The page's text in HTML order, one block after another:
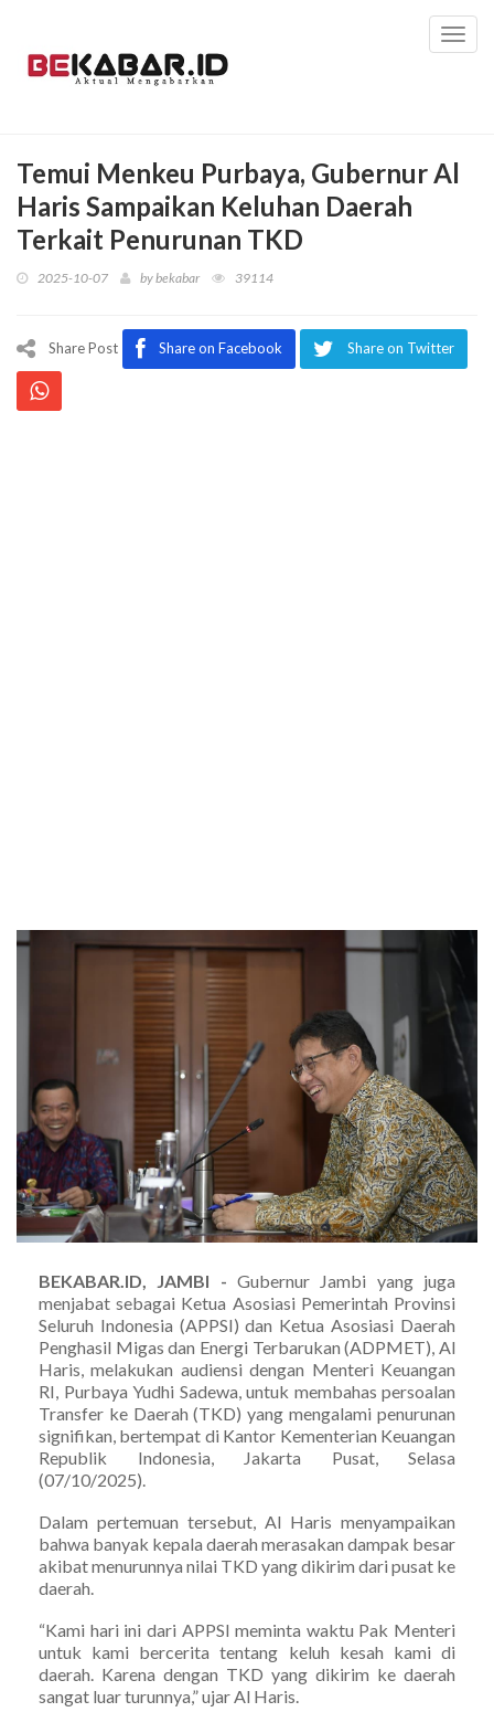
Temui Menkeu Purbaya, Gubernur Al
Haris Sampaikan Keluhan Daerah
Terkait Penurunan TKD
2025-10-07 bybekabar 39114
Share Post Share on Facebook Share on Twitter
BEKABAR.ID, JAMBI - Gubernur Jambi yang juga
menjabat sebagai Ketua Asosiasi Pemerintah Provinsi
Seluruh Indonesia (APPSI) dan Ketua Asosiasi Daerah
Penghasil Migas dan Energi Terbarukan (ADPMET), Al
Haris, melakukan audiensi dengan Menteri Keuangan
RI, Purbaya Yudhi Sadewa, untuk membahas persoalan
Transfer ke Daerah (TKD) yang mengalami penurunan
signifikan, bertempat di Kantor Kementerian Keuangan
Republik Indonesia, Jakarta Pusat, Selasa
(07/10/2025).
Dalam pertemuan tersebut, Al Haris menyampaikan
bahwa banyak kepala daerah merasakan dampak besar
akibat menurunnya nilai TKD yang dikirim dari pusat ke
daerah.
“Kami hari ini dari APPSI meminta waktu Pak Menteri
untuk kami bercerita tentang keluh kesah kami di
daerah. Karena dengan TKD yang dikirim ke daerah
sangat luar turunnya,” ujar Al Haris.